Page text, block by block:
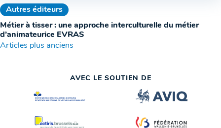
Autres éditeurs
Métier à tisser : une approche interculturelle du métier
d’animateurice EVRAS
Navigation
articles
Articles plus anciens
AVEC LE SOUTIEN DE